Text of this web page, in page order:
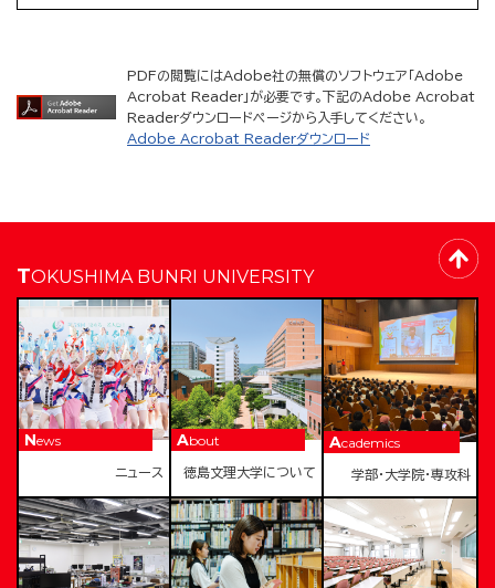
PDFの閲覧にはAdobe社の無償のソフトウェア「Adobe
Acrobat Reader」が必要です。下記のAdobe Acrobat
Readerダウンロードページから入手してください。
Adobe Acrobat Readerダウンロード
TOKUSHIMA BUNRI UNIVERSITY
News
ニュース
About
徳島文理大学について
Academics
学部・大学院・専攻科